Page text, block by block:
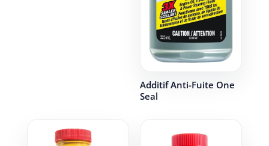
Additif Anti-Fuite One
Seal